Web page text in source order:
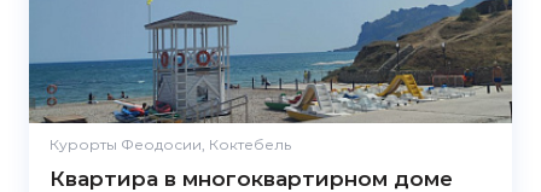
Курорты Феодосии, Коктебель
Квартира в многоквартирном доме